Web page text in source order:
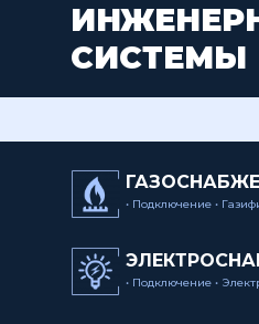
СИСТЕМЫ
• Подключение •
• Подключение •